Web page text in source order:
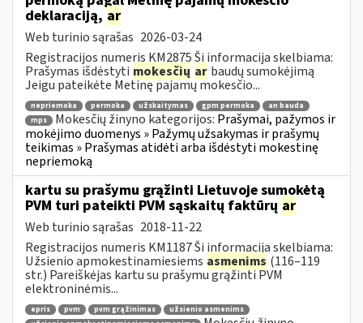
deklaraciją, ar
Web turinio sąrašas 2026-03-24
Registracijos numeris KM2875 Ši informacija skelbiama:
Prašymas išdėstyti mokesčių ar baudų sumokėjimą
Jeigu pateikėte Metinę pajamų mokesčio...
nepriemoka permoka užskaitymas gpm permoka
an bauda
mps
Mokesčių žinyno kategorijos: Prašymai, pažymos ir
mokėjimo duomenys » Pažymų užsakymas ir prašymų
teikimas » Prašymas atidėti arba išdėstyti mokestinę
nepriemoką
kartu su prašymu grąžinti Lietuvoje sumokėtą
PVM turi pateikti PVM sąskaitų faktūrų ar
Web turinio sąrašas 2018-11-22
Registracijos numeris KM1187 Ši informacija skelbiama:
Užsienio apmokestinamiesiems asmenims (116–119
str.) Pareiškėjas kartu su prašymu grąžinti PVM
elektroninėmis...
epris pvm pvm grąžinimas
užsienio asmenims